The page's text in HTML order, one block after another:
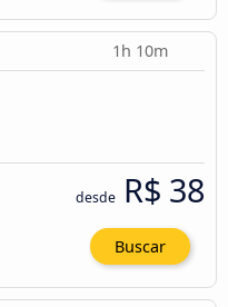
1h 10m
desde R$ 38
Buscar